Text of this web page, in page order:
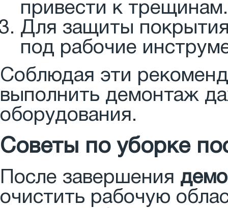
привести к трещинам.
Для защиты
под рабочие
Соблюдая эти
выполнить демонтаж
оборудования.
Советы по уборке
После завершения
очистить рабочую